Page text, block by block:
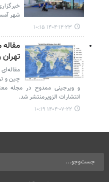
شهر
۱۴۰۴-۱۲-۲۳ ۱۰:۱۵
چین و
انتشارات الزویرمنتشر شد.
۱۴۰۴-۰۷-۲۲ ۱۰:۱۹